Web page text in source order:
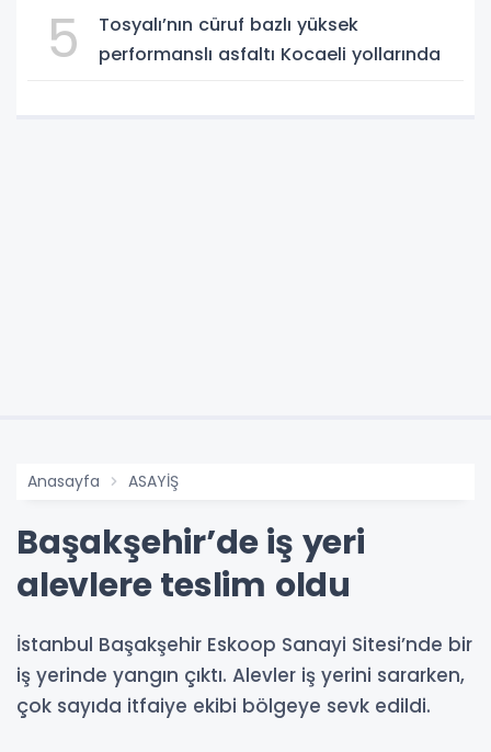
5
Tosyalı’nın cüruf bazlı yüksek
performanslı asfaltı Kocaeli yollarında
Anasayfa ASAYİŞ
Başakşehir’de iş yeri
alevlere teslim oldu
İstanbul Başakşehir Eskoop Sanayi Sitesi’nde bir
iş yerinde yangın çıktı. Alevler iş yerini sararken,
çok sayıda itfaiye ekibi bölgeye sevk edildi.